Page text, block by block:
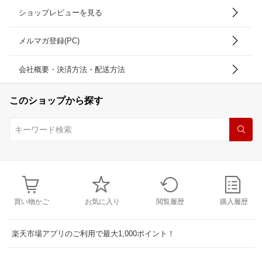
ショップレビューを見る
メルマガ登録(PC)
会社概要・決済方法・配送方法
このショップから探す
買い物かご お気に入り 閲覧履歴 購入履歴
楽天市場アプリのご利用で最大1,000ポイント！